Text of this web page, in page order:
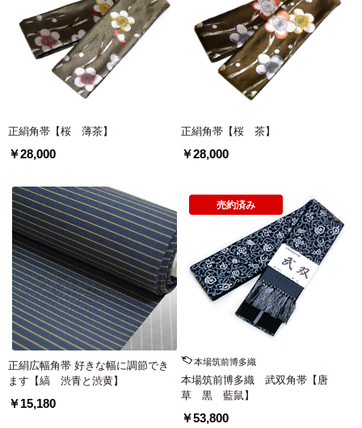
正絹角帯【桜 薄茶】
￥28,000
正絹角帯【桜 茶】
￥28,000
正絹広幅角帯 好きな幅に調節でき
ます【縞 渋青と渋黄】
￥15,180
本場筑前博多織
本場筑前博多織 武双角帯【唐
草 黒 藍鼠】
￥53,800
売約済み